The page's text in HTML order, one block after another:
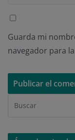
Guarda mi
navegador para